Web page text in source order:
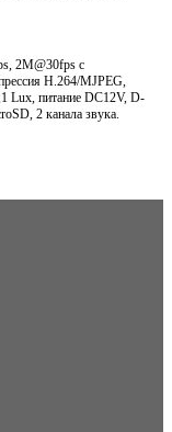
2M@30fps с
H.264/MJPEG,
Lux, питание DC12V, D-
2 канала звука.